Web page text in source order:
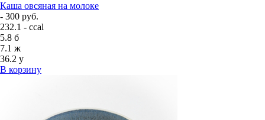
Каша овсяная на молоке
- 300 руб.
232.1 - ccal
5.8 б
7.1 ж
36.2 у
В корзину